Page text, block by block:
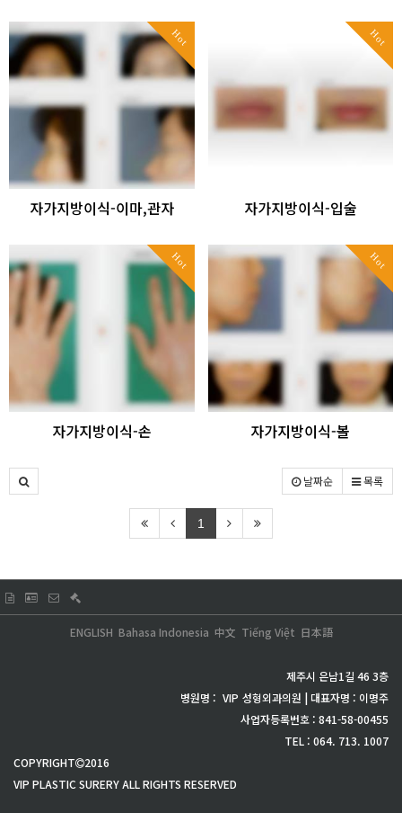
Hot
자가지방이식-이마,관자
Hot
자가지방이식-입술
Hot
자가지방이식-손
Hot
자가지방이식-볼
날짜순 목록
1
日本語
Tiếng Việt
中文
Bahasa Indonesia
ENGLISH
제주시 은남1길 46 3층
병원명 : VIP 성형외과의원 | 대표자명 : 이명주
사업자등록번호 : 841-58-00455
TEL : 064. 713. 1007
COPYRIGHT
2016
VIP PLASTIC SURERY ALL RIGHTS RESERVED